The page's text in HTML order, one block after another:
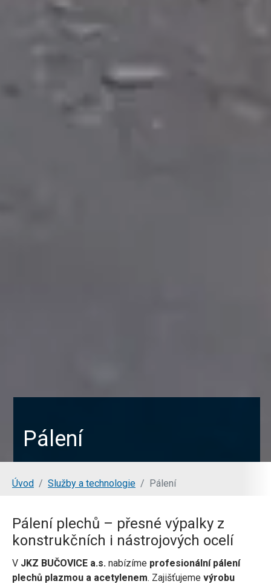
Pálení
Jsi tady:
Úvod Služby a technologie Pálení
Pálení plechů – přesné výpalky z
konstrukčních i nástrojových ocelí
V JKZ BUČOVICE a.s. nabízíme profesionální pálení
plechů plazmou a acetylenem. Zajišťujeme výrobu